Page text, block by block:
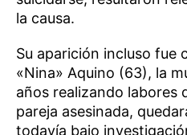
la causa.
Su aparición incluso fue
«Nina» Aquino (63), la
años realizando labores
pareja asesinada,
todavía bajo